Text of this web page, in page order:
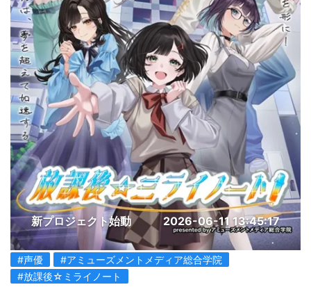
新プロジェクト始動 2026-06-11 13:45:17
#声優
#アミューズメントメディア総合学院
#放課後☆ミライノート